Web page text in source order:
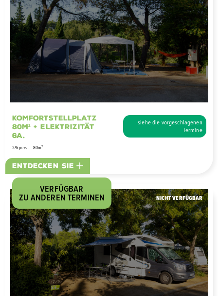
Komfortstellplatz
80M² + Elektrizität
6A.
2/6 pers. 80m²
siehe die vorgeschlagenen
Termine
Entdecken Sie
NICHT VERFÜGBAR
VERFÜGBAR
ZU ANDEREN TERMINEN